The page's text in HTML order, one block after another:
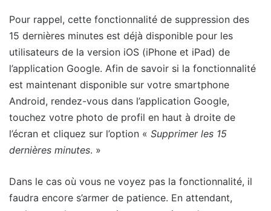
Pour rappel, cette fonctionnalité de suppression des
15 dernières minutes est déjà disponible pour les
utilisateurs de la version iOS (iPhone et iPad) de
l’application Google. Afin de savoir si la fonctionnalité
est maintenant disponible sur votre smartphone
Android, rendez-vous dans l’application Google,
touchez votre photo de profil en haut à droite de
l’écran et cliquez sur l’option « Supprimer les 15
dernières minutes. »
Dans le cas où vous ne voyez pas la fonctionnalité, il
faudra encore s’armer de patience. En attendant,